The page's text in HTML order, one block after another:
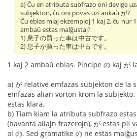
a) Ĉu en atributa subfrazo oni devige
subjekton, ĉu oni povas uzi ankaŭ が?
Ĉu eblas miaj ekzemploj 1 kaj 2, ĉu nur
ambaŭ estas malĝustaj?
1) 息子の買った車は中古です。
2) 息子が買った車は中古です。
1 kaj 2 ambaŭ eblas. Pincipe の kaj が
a) が relative emfazas subjekton de la
emfazas alian vorton krom la subjekto.
estas klara.
b) Tiam kiam la atributa subfrazo
(havanta aliajn frazerojn), が estas pli
ol の. Sed gramatike の ne estas